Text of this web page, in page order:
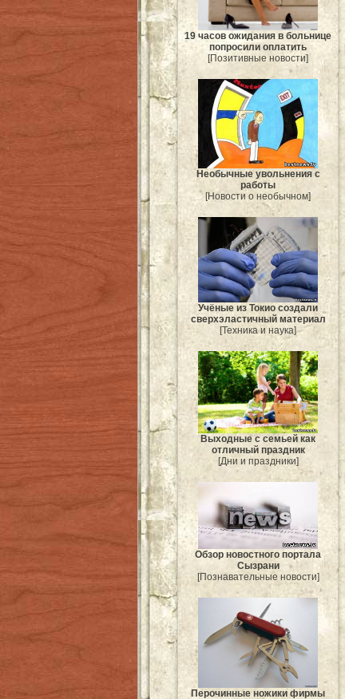
19 часов ожидания в больнице
попросили оплатить
[Позитивные новости]
Необычные увольнения с
работы
[Новости о необычном]
Учёные из Токио создали
сверхэластичный материал
[Техника и наука]
Выходные с семьей как
отличный праздник
[Дни и праздники]
Обзор новостного портала
Сызрани
[Познавательные новости]
Перочинные ножики фирмы